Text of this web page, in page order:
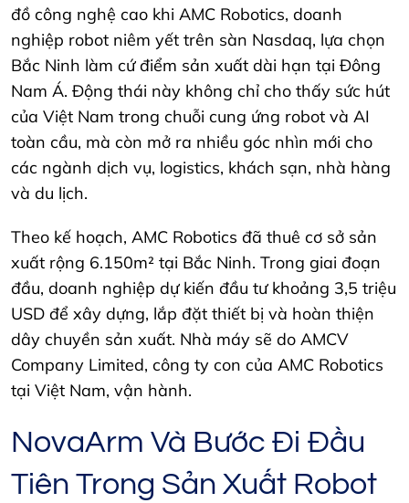
đồ công nghệ cao khi AMC Robotics, doanh
nghiệp robot niêm yết trên sàn Nasdaq, lựa chọn
Bắc Ninh làm cứ điểm sản xuất dài hạn tại Đông
Nam Á. Động thái này không chỉ cho thấy sức hút
của Việt Nam trong chuỗi cung ứng robot và AI
toàn cầu, mà còn mở ra nhiều góc nhìn mới cho
các ngành dịch vụ, logistics, khách sạn, nhà hàng
và du lịch.
Theo kế hoạch, AMC Robotics đã thuê cơ sở sản
xuất rộng 6.150m² tại Bắc Ninh. Trong giai đoạn
đầu, doanh nghiệp dự kiến đầu tư khoảng 3,5 triệu
USD để xây dựng, lắp đặt thiết bị và hoàn thiện
dây chuyền sản xuất. Nhà máy sẽ do AMCV
Company Limited, công ty con của AMC Robotics
tại Việt Nam, vận hành.
NovaArm Và Bước Đi Đầu
Tiên Trong Sản Xuất Robot